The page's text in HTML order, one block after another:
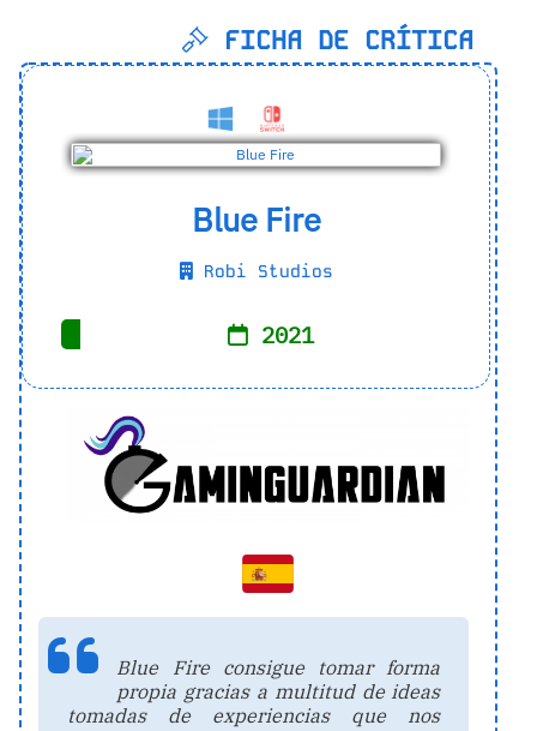
FICHA DE CRÍTICA
Blue Fire
Robi Studios
2021
Blue Fire consigue tomar forma
propia gracias a multitud de ideas
tomadas de experiencias que nos